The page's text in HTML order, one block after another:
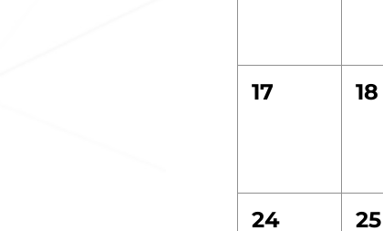
17 18
24 25